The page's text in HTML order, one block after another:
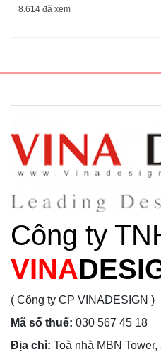
8.614 đã xem
Công ty
VINA
( Công ty CP VINADESIGN )
Mã số thuế: 030 567 45 18
Địa chỉ: Toà nhà MBN